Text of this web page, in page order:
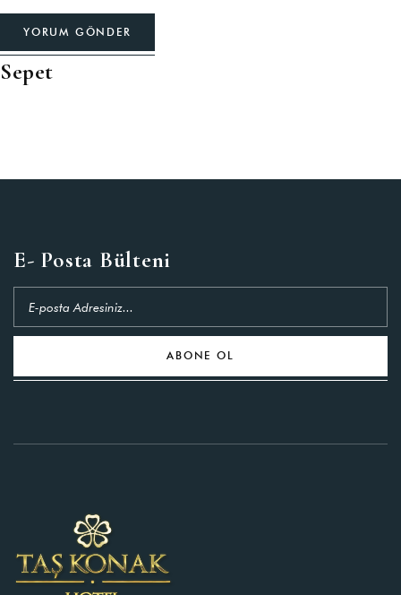
YORUM GÖNDER
Sepet
E- Posta Bülteni
ABONE OL